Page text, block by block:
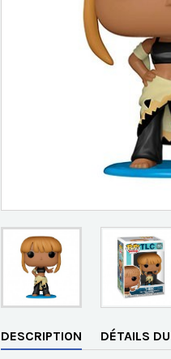
DESCRIPTION DÉTAILS